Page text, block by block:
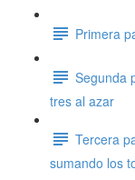
Primera
Segunda
tres al azar
Tercera
sumando los